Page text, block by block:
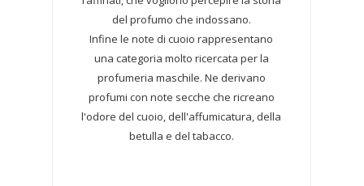
del profumo che indossano.
Infine le note di cuoio rappresentano
una categoria molto ricercata per la
profumeria maschile. Ne derivano
profumi con note secche che ricreano
l'odore del cuoio, dell'affumicatura, della
betulla e del tabacco.